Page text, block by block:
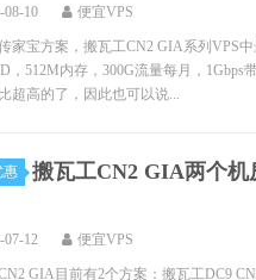
08-10 便宜VPS
家宝方案，搬瓦工CN2 GIA系列VPS
，512M内存，300G流量每月，
超高的了，因此也可以说...
惠
搬瓦工CN2 GIA两个机
07-12 便宜VPS
GIA目前有2个方案：搬瓦工DC9